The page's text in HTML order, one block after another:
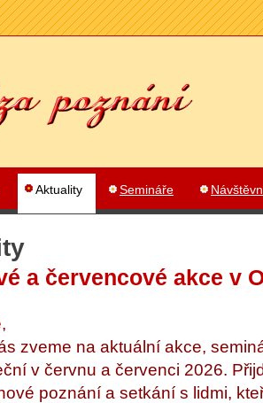
Aktuality Semináře
a červencové akce v
zveme na aktuální akce,
v červnu a červenci 2026.
poznání a setkání s lidmi,